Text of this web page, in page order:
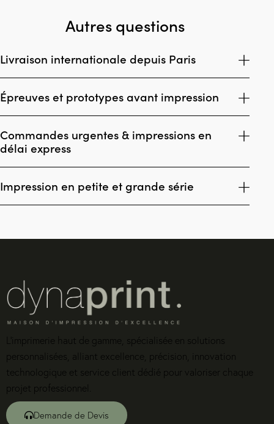
Autres questions
Livraison internationale depuis Paris
Épreuves et prototypes avant impression
Commandes urgentes & impressions en
délai express
Impression en petite et grande série
L’imprimerie haut de gamme, spécialisée en solutions
personnalisées, alliant excellence, précision, innovation
technologique et service client dédié pour valoriser chaque
projet professionnel.
Demande de Devis